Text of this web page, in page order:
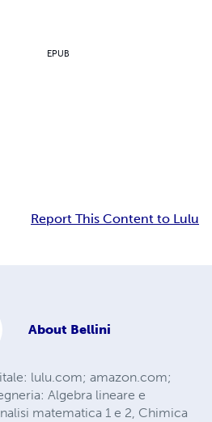
EPUB
Report This Content to Lulu
About Bellini
lulu.com; amazon.com;
Algebra lineare e
matematica 1 e 2, Chimica